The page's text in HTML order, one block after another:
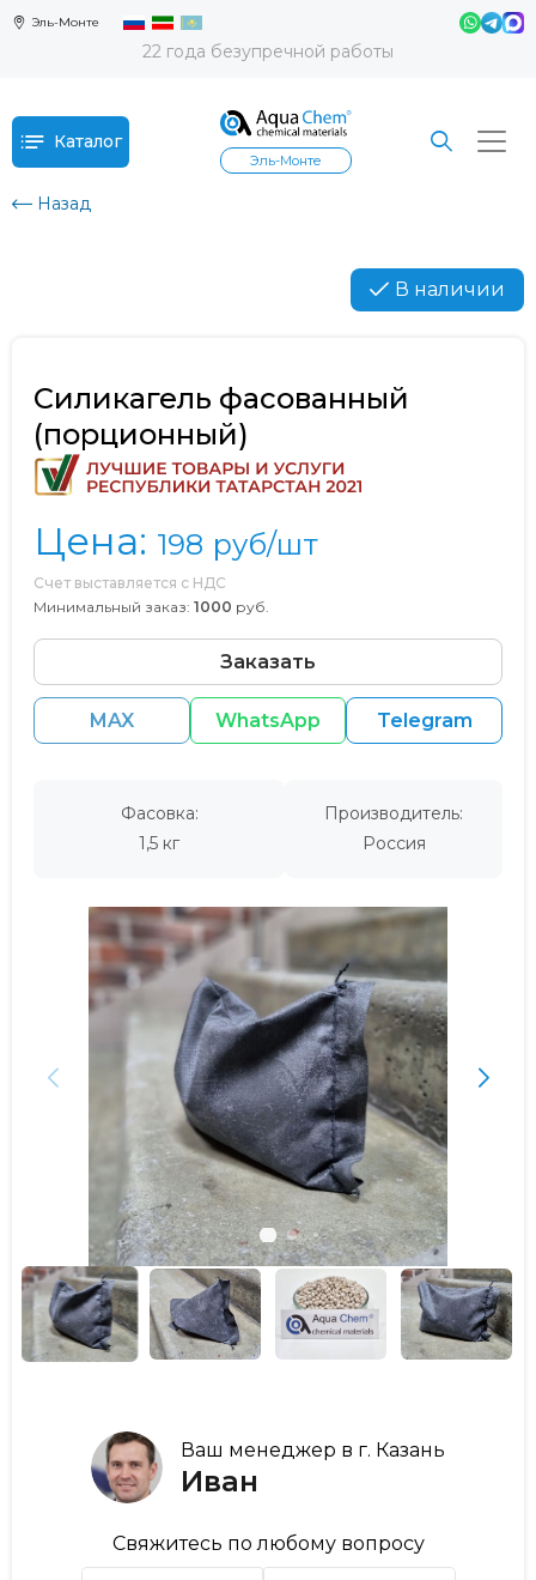
Эль-Монте
22 года безупречной работы
Каталог
Эль-Монте
Назад
В наличии
Ваш менеджер в г. Казань
Иван
Свяжитесь по любому вопросу
Силикагель фасованный
(порционный)
Цена: 198 руб/шт
Счет выставляется с НДС
Минимальный заказ: 1000 руб.
Заказать
MAX WhatsApp Telegram
Фасовка:
1,5 кг
Производитель:
Россия